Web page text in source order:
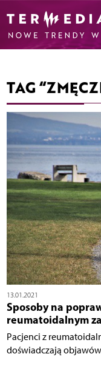
TAG
13.01.2021
Sposoby na
reumatoidalnym
Pacjenci z
doświadczają